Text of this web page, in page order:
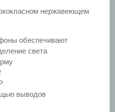
нержавеющем
обеспечивают
света
выводов